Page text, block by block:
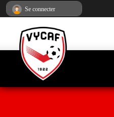
Se connecter
Panneau de gestion des cookies